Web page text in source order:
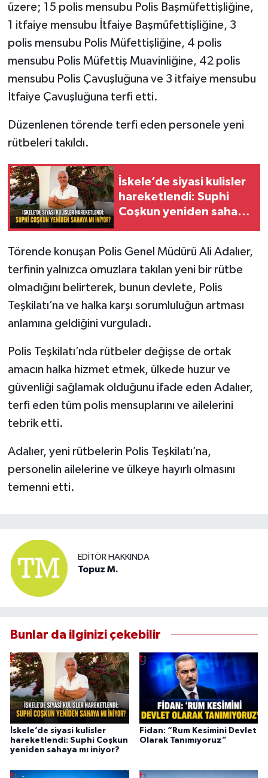
üzere; 15 polis mensubu Polis Başmüfettişliğine,
1 itfaiye mensubu İtfaiye Başmüfettişliğine, 3
polis mensubu Polis Müfettişliğine, 4 polis
mensubu Polis Müfettiş Muavinliğine, 42 polis
mensubu Polis Çavuşluğuna ve 3 itfaiye mensubu
İtfaiye Çavuşluğuna terfi etti.
Düzenlenen törende terfi eden personele yeni
rütbeleri takıldı.
İskele’de siyasi kulisler
hareketlendi: Suphi
Coşkun yeniden sahaya
Törende konuşan Polis Genel Müdürü Ali Adalıer,
terfinin yalnızca omuzlara takılan yeni bir rütbe
olmadığını belirterek, bunun devlete, Polis
Teşkilatı’na ve halka karşı sorumluluğun artması
anlamına geldiğini vurguladı.
Polis Teşkilatı’nda rütbeler değişse de ortak
amacın halka hizmet etmek, ülkede huzur ve
güvenliği sağlamak olduğunu ifade eden Adalıer,
terfi eden tüm polis mensuplarını ve ailelerini
tebrik etti.
Adalıer, yeni rütbelerin Polis Teşkilatı’na,
personelin ailelerine ve ülkeye hayırlı olmasını
temenni etti.
EDITÖR HAKKINDA
Topuz M.
Bunlar da ilginizi çekebilir
İskele’de siyasi kulisler
hareketlendi: Suphi Coşkun
yeniden sahaya mı iniyor?
Fidan: “Rum Kesimini Devlet
Olarak Tanımıyoruz”